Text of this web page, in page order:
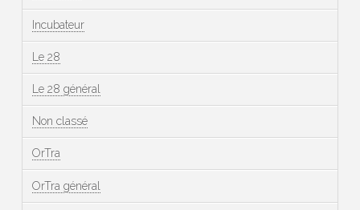
Incubateur
Le 28
Le 28 général
Non classé
OrTra
OrTra général